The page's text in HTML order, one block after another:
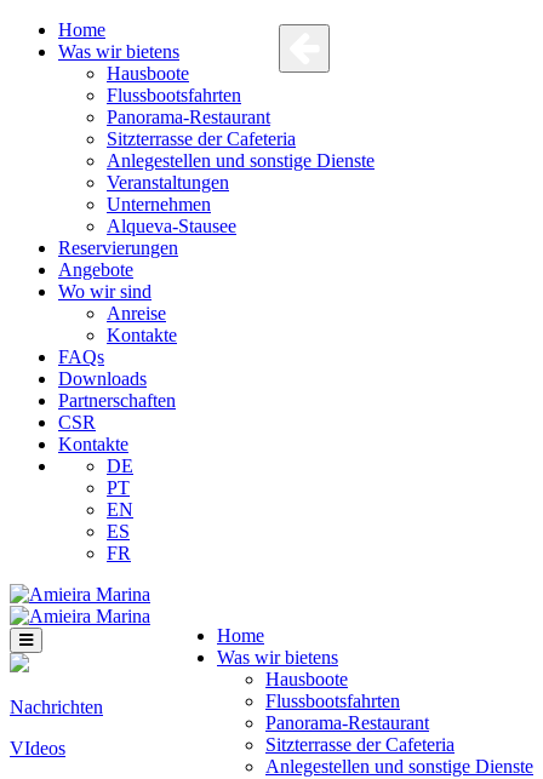
Home
Was wir bietens
Hausboote
Flussbootsfahrten
Panorama-Restaurant
Sitzterrasse der Cafeteria
Anlegestellen und sonstige Dienste
Veranstaltungen
Unternehmen
Alqueva-Stausee
Reservierungen
Angebote
Wo wir sind
Anreise
Kontakte
FAQs
Downloads
Partnerschaften
CSR
Kontakte
DE
PT
EN
ES
FR
Home
Was wir bietens
Hausboote
Flussbootsfahrten
Panorama-Restaurant
Sitzterrasse der Cafeteria
Anlegestellen und sonstige Dienste
Nachrichten
VIdeos